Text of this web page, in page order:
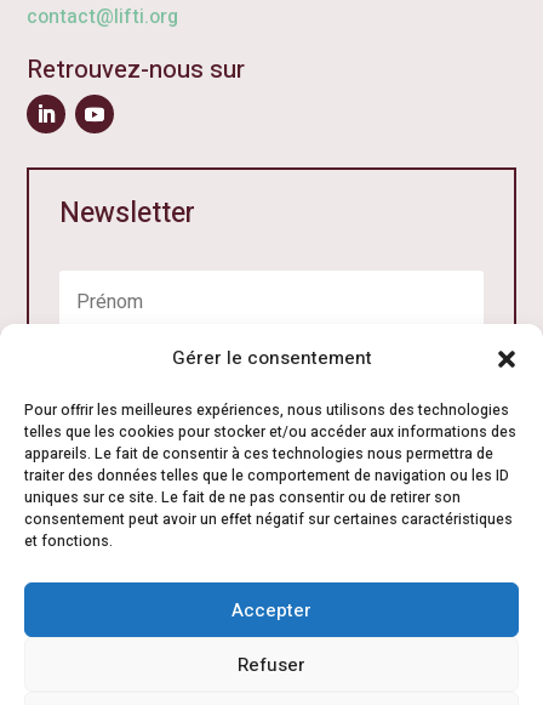
Gérer le consentement
Pour offrir les meilleures expériences, nous utilisons des technologies
telles que les cookies pour stocker et/ou accéder aux informations des
appareils. Le fait de consentir à ces technologies nous permettra de
traiter des données telles que le comportement de navigation ou les ID
uniques sur ce site. Le fait de ne pas consentir ou de retirer son
consentement peut avoir un effet négatif sur certaines caractéristiques
et fonctions.
Accepter
Refuser
contact@lifti.org
Retrouvez-nous sur
Newsletter
Je m'inscris